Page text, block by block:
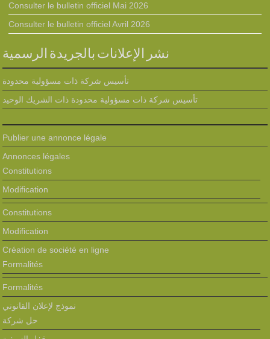
Consulter le bulletin officiel Mai 2026
Consulter le bulletin officiel Avril 2026
نشر الإعلانات بالجريدة الرسمية
تأسيس شركة ذات مسؤولية محدودة
تأسيس شركة ذات مسؤولية محدودة ذات الشريك الوحيد
Publier une annonce légale
Annonces légales
Constitutions
Modification
Constitutions
Modification
Création de société en ligne
Formalités
Formalités
نموذج لإعلان القانوني
حل شركة